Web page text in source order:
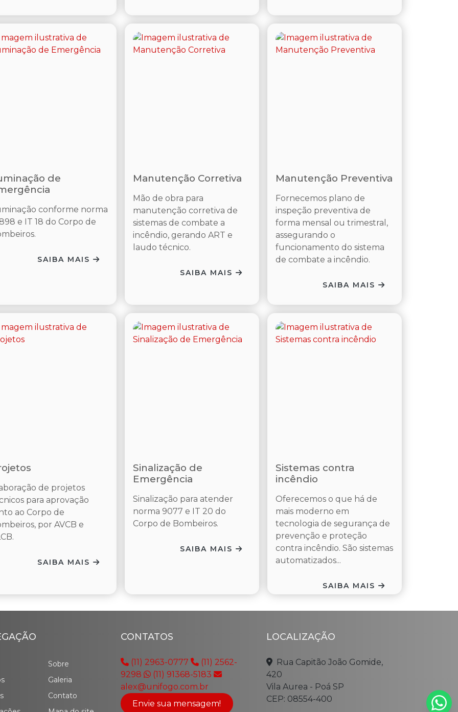
de
conforme norma
e IT 18 do Corpo de
SAIBA MAIS
Manutenção Corretiva
Mão de obra para
manutenção corretiva de
sistemas de combate a
incêndio, gerando ART e
laudo técnico.
SAIBA MAIS
Manutenção Preventiva
Fornecemos plano de
inspeção preventiva de
forma mensal ou trimestral,
assegurando o
funcionamento do sistema
de combate a incêndio.
SAIBA MAIS
de projetos
para aprovação
ao Corpo de
por AVCB e
SAIBA MAIS
Sinalização de
Emergência
Sinalização para atender
norma 9077 e IT 20 do
Corpo de Bombeiros.
SAIBA MAIS
Sistemas contra
incêndio
Oferecemos o que há de
mais moderno em
tecnologia de segurança de
prevenção e proteção
contra incêndio. São sistemas
automatizados...
SAIBA MAIS
Sobre
Galeria
Contato
CONTATOS
(11) 2963-0777
(11) 2562-
9298
(11) 91368-5183
alex@unifogo.com.br
Envie sua mensagem!
LOCALIZAÇÃO
Rua Capitão João Gomide,
420
Vila Aurea - Poá SP
CEP: 08554-400